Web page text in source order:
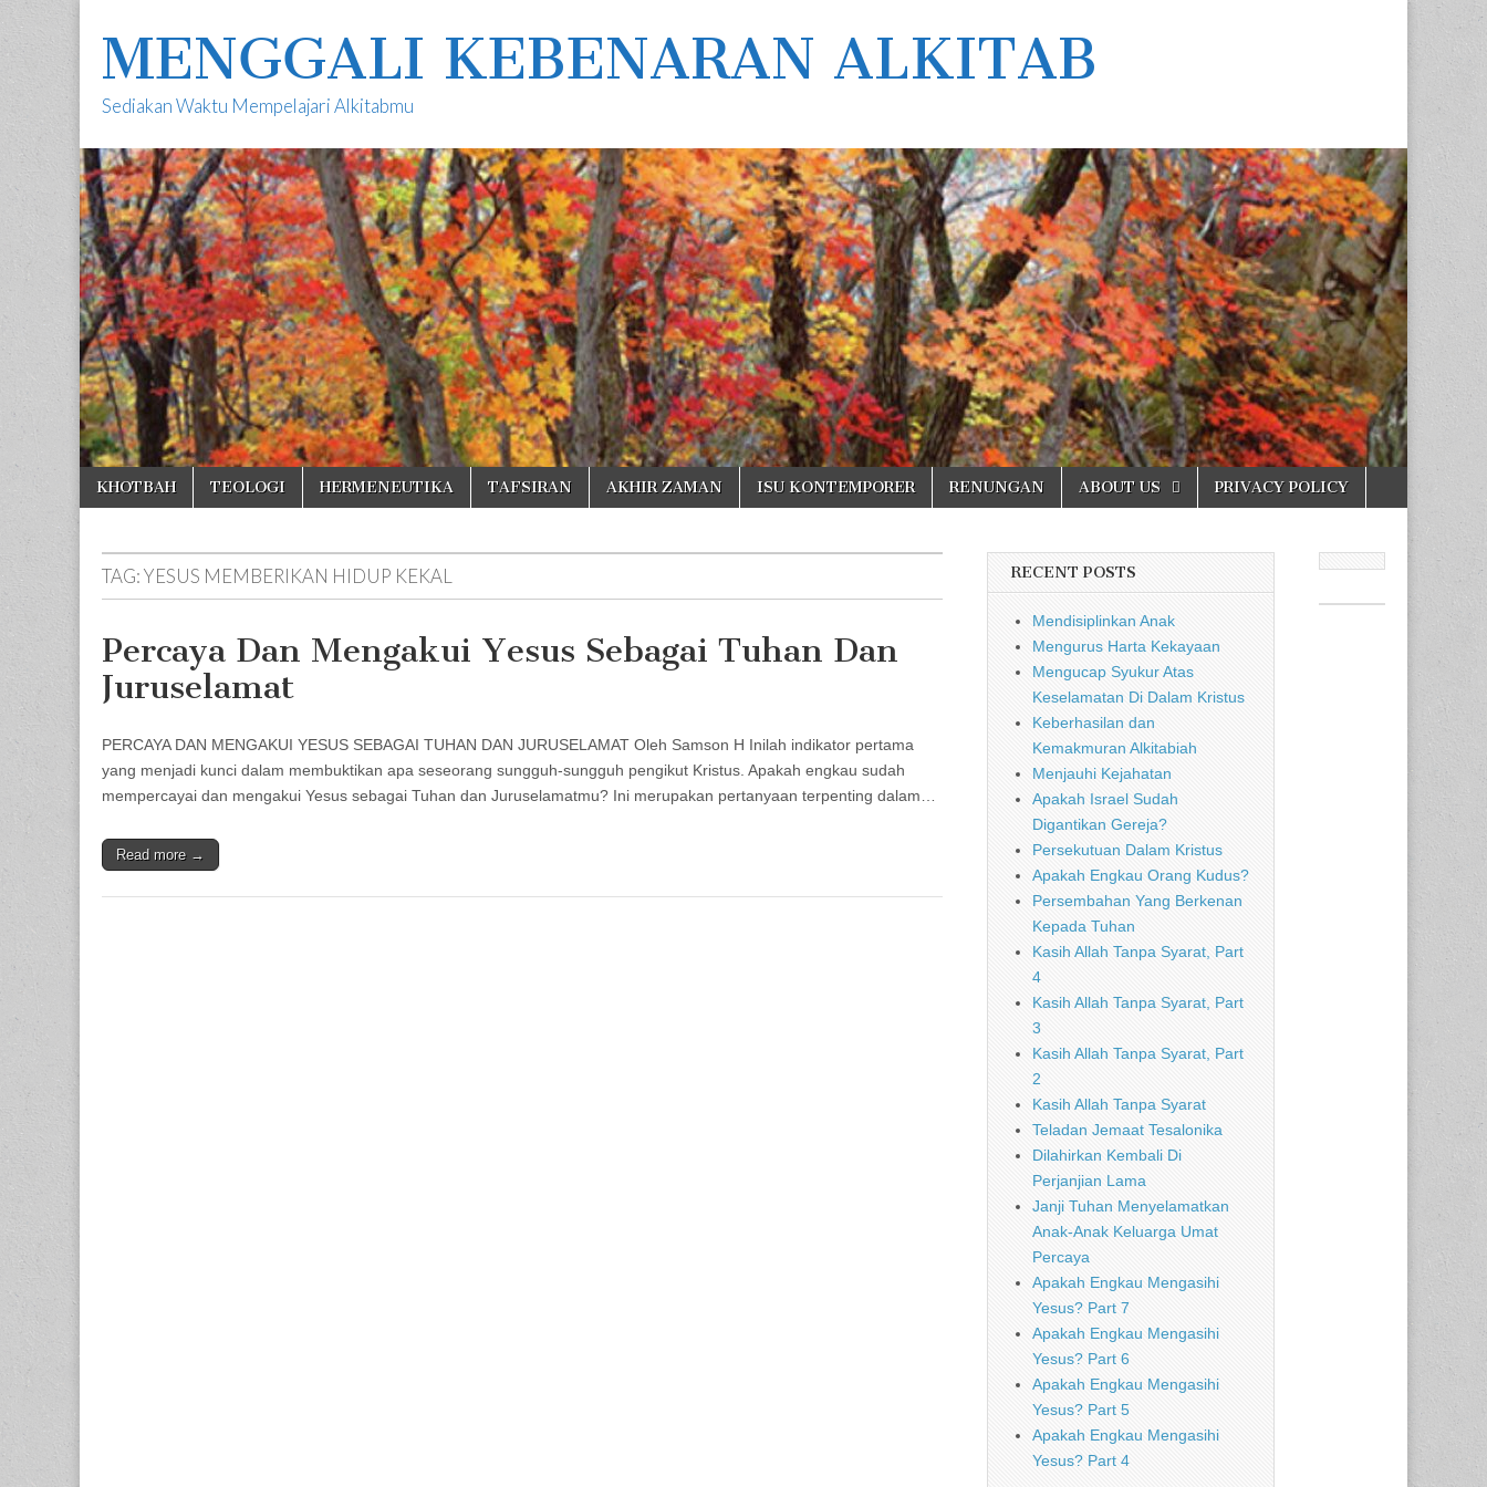
MENGGALI KEBENARAN ALKITAB
Sediakan Waktu Mempelajari Alkitabmu
Main
menu
Skip
KHOTBAH TEOLOGI HERMENEUTIKA TAFSIRAN AKHIR ZAMAN ISU KONTEMPORER RENUNGAN ABOUT US PRIVACY POLICY
TAG:YESUS MEMBERIKAN HIDUP KEKAL
Percaya Dan Mengakui Yesus Sebagai Tuhan Dan
Juruselamat
PERCAYA DAN MENGAKUI YESUS SEBAGAI TUHAN DAN JURUSELAMAT Oleh Samson H Inilah indikator pertama
yang menjadi kunci dalam membuktikan apa seseorang sungguh-sungguh pengikut Kristus. Apakah engkau sudah
mempercayai dan mengakui Yesus sebagai Tuhan dan Juruselamatmu? Ini merupakan pertanyaan terpenting dalam…
Read more →
RECENT POSTS
Mendisiplinkan Anak
Mengurus Harta Kekayaan
Mengucap Syukur Atas
Keselamatan Di Dalam Kristus
Keberhasilan dan
Kemakmuran Alkitabiah
Menjauhi Kejahatan
Apakah Israel Sudah
Digantikan Gereja?
Persekutuan Dalam Kristus
Apakah Engkau Orang Kudus?
Persembahan Yang Berkenan
Kepada Tuhan
Kasih Allah Tanpa Syarat, Part
4
Kasih Allah Tanpa Syarat, Part
3
Kasih Allah Tanpa Syarat, Part
2
Kasih Allah Tanpa Syarat
Teladan Jemaat Tesalonika
Dilahirkan Kembali Di
Perjanjian Lama
Janji Tuhan Menyelamatkan
Anak-Anak Keluarga Umat
Percaya
Apakah Engkau Mengasihi
Yesus? Part 7
Apakah Engkau Mengasihi
Yesus? Part 6
Apakah Engkau Mengasihi
Yesus? Part 5
Apakah Engkau Mengasihi
Yesus? Part 4